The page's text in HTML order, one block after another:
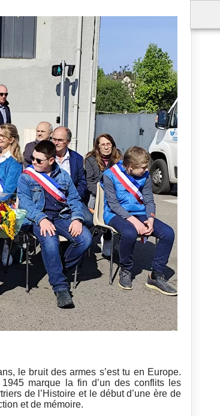
le bruit des armes s’est tu en Europe.
marque la fin d’un des conflits les
de l’Histoire et le début d’une ère de
et de mémoire.